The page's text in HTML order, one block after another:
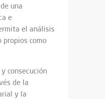
una
e
el análisis
como
consecución
de la
y la